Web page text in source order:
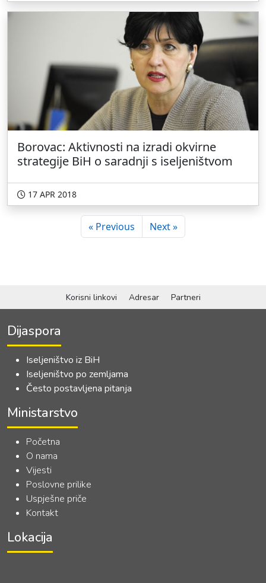
Borovac: Aktivnosti na izradi okvirne
strategije BiH o saradnji s iseljeništvom
17 APR 2018
« Previous Next »
Korisni linkovi Adresar Partneri
Dijaspora
Iseljeništvo iz BiH
Iseljeništvo po zemljama
Često postavljena pitanja
Ministarstvo
Početna
O nama
Vijesti
Poslovne prilike
Uspješne priče
Kontakt
Lokacija